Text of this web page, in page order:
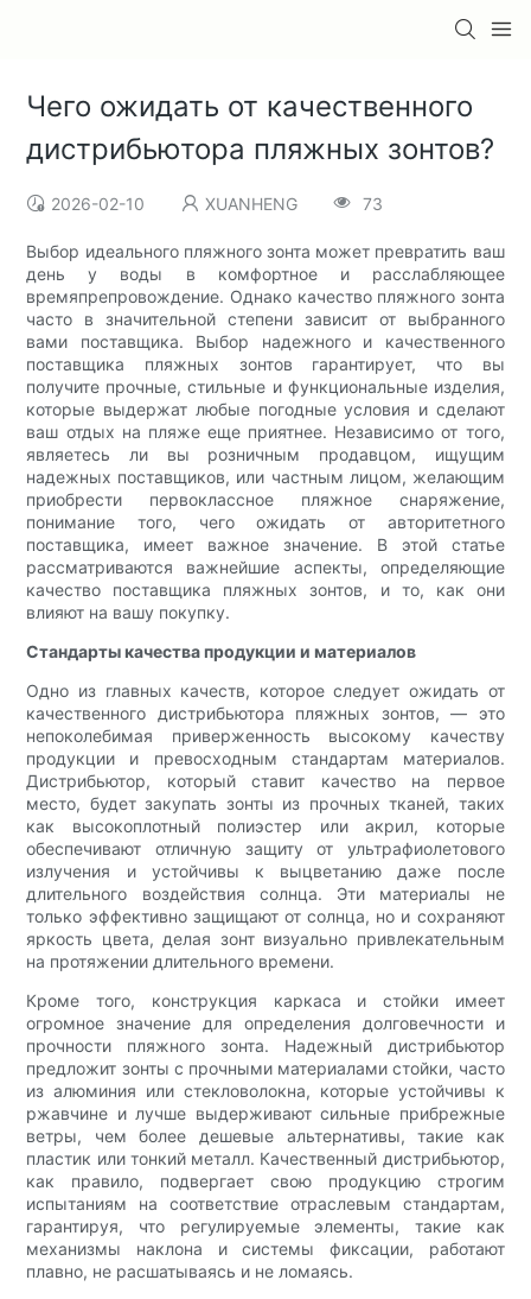
Чего ожидать от качественного
дистрибьютора пляжных зонтов?
2026-02-10 XUANHENG 73
Выбор идеального пляжного зонта может превратить ваш
день у воды в комфортное и расслабляющее
времяпрепровождение. Однако качество пляжного зонта
часто в значительной степени зависит от выбранного
вами поставщика. Выбор надежного и качественного
поставщика пляжных зонтов гарантирует, что вы
получите прочные, стильные и функциональные изделия,
которые выдержат любые погодные условия и сделают
ваш отдых на пляже еще приятнее. Независимо от того,
являетесь ли вы розничным продавцом, ищущим
надежных поставщиков, или частным лицом, желающим
приобрести первоклассное пляжное снаряжение,
понимание того, чего ожидать от авторитетного
поставщика, имеет важное значение. В этой статье
рассматриваются важнейшие аспекты, определяющие
качество поставщика пляжных зонтов, и то, как они
влияют на вашу покупку.
Стандарты качества продукции и материалов
Одно из главных качеств, которое следует ожидать от
качественного дистрибьютора пляжных зонтов, — это
непоколебимая приверженность высокому качеству
продукции и превосходным стандартам материалов.
Дистрибьютор, который ставит качество на первое
место, будет закупать зонты из прочных тканей, таких
как высокоплотный полиэстер или акрил, которые
обеспечивают отличную защиту от ультрафиолетового
излучения и устойчивы к выцветанию даже после
длительного воздействия солнца. Эти материалы не
только эффективно защищают от солнца, но и сохраняют
яркость цвета, делая зонт визуально привлекательным
на протяжении длительного времени.
Кроме того, конструкция каркаса и стойки имеет
огромное значение для определения долговечности и
прочности пляжного зонта. Надежный дистрибьютор
предложит зонты с прочными материалами стойки, часто
из алюминия или стекловолокна, которые устойчивы к
ржавчине и лучше выдерживают сильные прибрежные
ветры, чем более дешевые альтернативы, такие как
пластик или тонкий металл. Качественный дистрибьютор,
как правило, подвергает свою продукцию строгим
испытаниям на соответствие отраслевым стандартам,
гарантируя, что регулируемые элементы, такие как
механизмы наклона и системы фиксации, работают
плавно, не расшатываясь и не ломаясь.